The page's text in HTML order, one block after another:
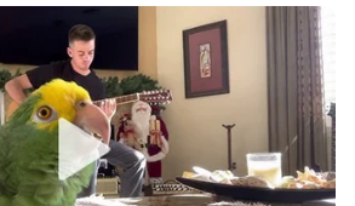
ലൈവ്
രണ്ട് ചക്രവാതച്ചുഴികൾ,
കാലവർഷം നാളെയോടെ
കേരളത്തിലെത്താനും
സാധ്യത, 50 കി.മി